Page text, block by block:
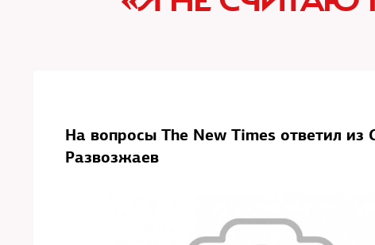
На вопросы The New Times ответил
Развозжаев